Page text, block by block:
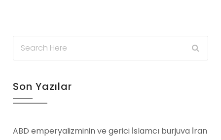
Son Yazılar
ABD emperyalizminin ve gerici İslamcı burjuva İran